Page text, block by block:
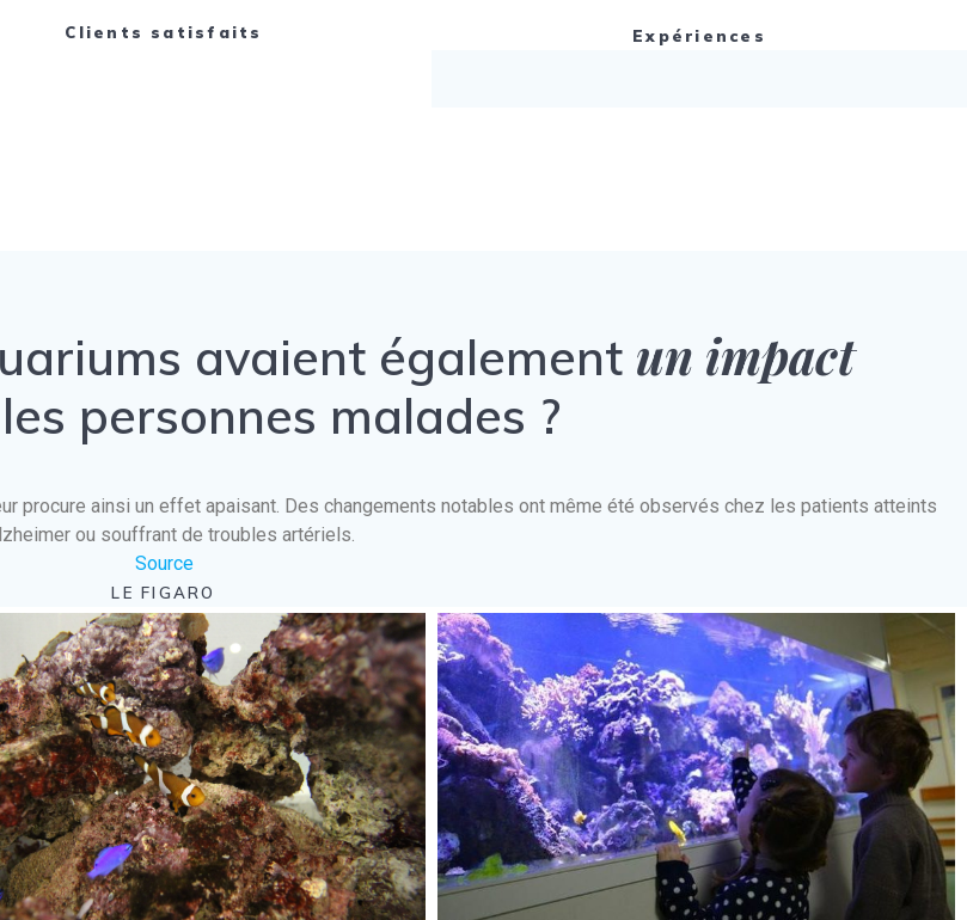
Clients satisfaits Expériences
avaient également un impact
personnes malades ?
procure ainsi un effet apaisant. Des changements notables ont même été observés chez les patients atteints
ou souffrant de troubles artériels.
Source
LE FIGARO